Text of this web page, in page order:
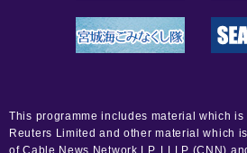
This programme includes material which
Reuters Limited and other material which
of Cable News Network LP, LLLP (CNN)